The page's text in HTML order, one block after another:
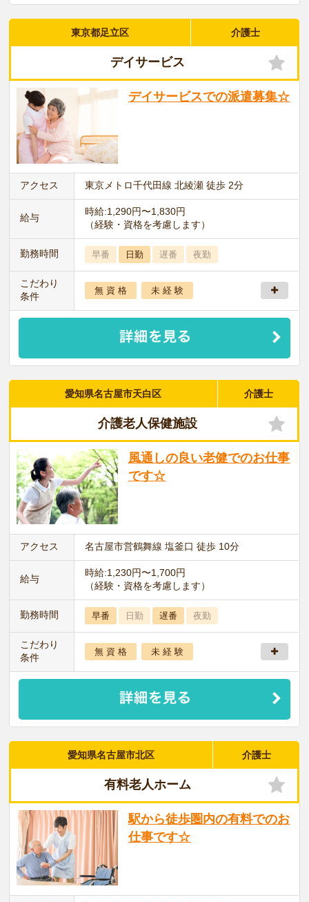
東京都足立区 介護士
デイサービス
デイサービスでの派遣募集☆
アクセス 東京メトロ千代田線 北綾瀬 徒歩 2分
給与
時給:1,290円〜1,830円
（経験・資格を考慮します）
勤務時間 早番 日勤 遅番 夜勤
こだわり
条件
無 資 格 未 経 験
愛知県名古屋市天白区 介護士
介護老人保健施設
風通しの良い老健でのお仕事
です☆
アクセス 名古屋市営鶴舞線 塩釜口 徒歩 10分
給与
時給:1,230円〜1,700円
（経験・資格を考慮します）
勤務時間 早番 日勤 遅番 夜勤
こだわり
条件
無 資 格 未 経 験
愛知県名古屋市北区 介護士
有料老人ホーム
駅から徒歩圏内の有料でのお
仕事です☆